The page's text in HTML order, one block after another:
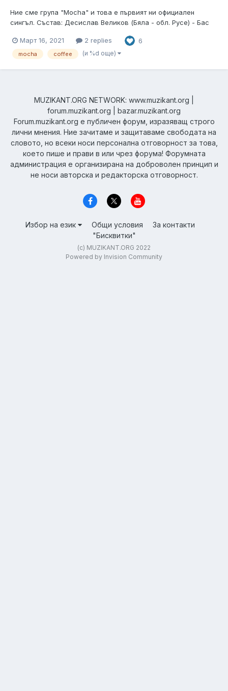
Ние сме група "Mocha" и това е първият ни официален
сингъл. Състав: Десислав Великов (Бяла - обл. Русе) - Бас
Валентин Данев (Стара Загора) - Китара Автор на темата -
Десислав Великов...
Март 16, 2021 2 replies 6
mocha coffee (и %d още)
MUZIKANT.ORG NETWORK: www.muzikant.org |
forum.muzikant.org | bazar.muzikant.org
Forum.muzikant.org е публичен форум, изразяващ строго
лични мнения. Ние зачитаме и защитаваме свободата на
словото, но всеки носи персонална отговорност за това,
което пише и прави в или чрез форума! Форумната
администрация е организирана на доброволен принцип и
не носи авторска и редакторска отговорност.
Избор на език Общи условия
За контакти
"Бисквитки"
(c) MUZIKANT.ORG 2022
Powered by Invision Community